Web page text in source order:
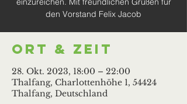
den Vorstand Felix Jacob
Ort & Zeit
28. Okt. 2023, 18:00 – 22:00
Thalfang, Charlottenhöhe 1, 54424
Thalfang, Deutschland